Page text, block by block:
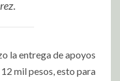
la entrega de apoyos
mil pesos, esto para